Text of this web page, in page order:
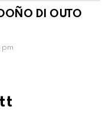
DI OUTO
pm